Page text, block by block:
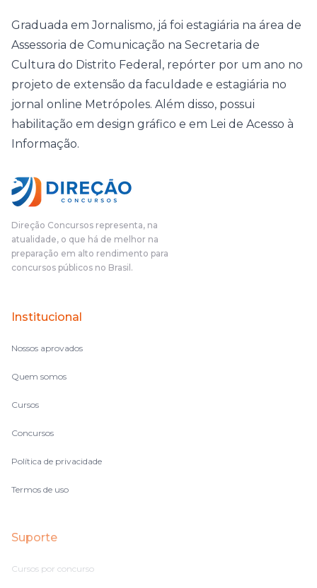
Graduada em Jornalismo, já foi estagiária na área de
Assessoria de Comunicação na Secretaria de
Cultura do Distrito Federal, repórter por um ano no
projeto de extensão da faculdade e estagiária no
jornal online Metrópoles. Além disso, possui
habilitação em design gráfico e em Lei de Acesso à
Informação.
Direção Concursos representa, na
atualidade, o que há de melhor na
preparação em alto rendimento para
concursos públicos no Brasil.
Institucional
Nossos aprovados
Quem somos
Cursos
Concursos
Política de privacidade
Termos de uso
Suporte
Cursos por concurso